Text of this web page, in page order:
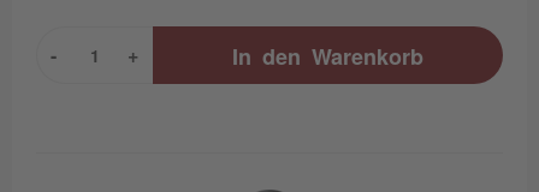
+
- In den Warenkorb